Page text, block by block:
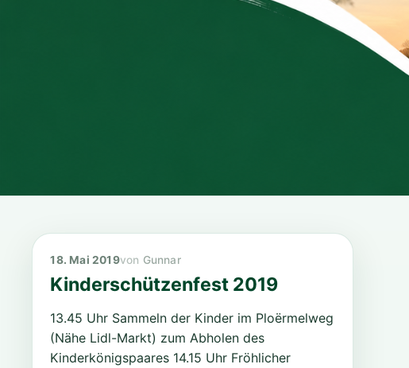
18. Mai 2019 Gunnar
Kinderschützenfest 2019
13.45 Uhr Sammeln der Kinder im Ploërmelweg
(Nähe Lidl-Markt) zum Abholen des
Kinderkönigspaares 14.15 Uhr Fröhlicher